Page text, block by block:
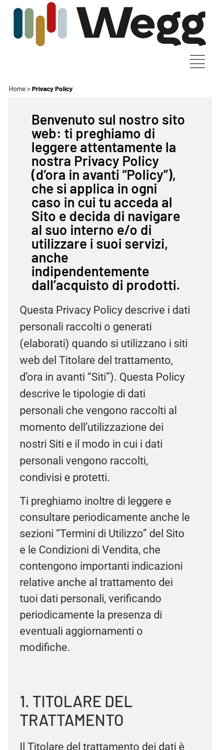
Home>Privacy Policy
Benvenuto sul nostro sito
web: ti preghiamo di
leggere attentamente la
nostra Privacy Policy
(d’ora in avanti “Policy”),
che si applica in ogni
caso in cui tu acceda al
Sito e decida di navigare
al suo interno e/o di
utilizzare i suoi servizi,
anche
indipendentemente
dall’acquisto di prodotti.
Questa Privacy Policy descrive i dati
personali raccolti o generati
(elaborati) quando si utilizzano i siti
web del Titolare del trattamento,
d’ora in avanti “Siti”). Questa Policy
descrive le tipologie di dati
personali che vengono raccolti al
momento dell’utilizzazione dei
nostri Siti e il modo in cui i dati
personali vengono raccolti,
condivisi e protetti.
Ti preghiamo inoltre di leggere e
consultare periodicamente anche le
sezioni “Termini di Utilizzo” del Sito
e le Condizioni di Vendita, che
contengono importanti indicazioni
relative anche al trattamento dei
tuoi dati personali, verificando
periodicamente la presenza di
eventuali aggiornamenti o
modifiche.
1. TITOLARE DEL
TRATTAMENTO
Il Titolare del trattamento dei dati è